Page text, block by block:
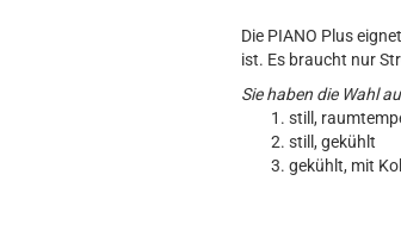
Die PIANO Plus
ist. Es braucht nur
Sie haben die Wahl
still,
still, gekühlt
gekühlt, mit